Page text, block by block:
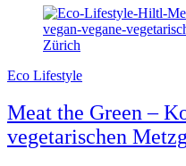
Eco Lifestyle
Meat the Green –
vegetarischen